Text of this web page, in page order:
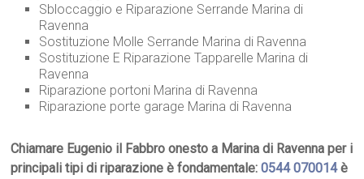
Sbloccaggio e Riparazione Serrande Marina di
Ravenna
Sostituzione Molle Serrande Marina di Ravenna
Sostituzione E Riparazione Tapparelle Marina di
Ravenna
Riparazione portoni Marina di Ravenna
Riparazione porte garage Marina di Ravenna
Chiamare Eugenio il Fabbro onesto a Marina di Ravenna per i
principali tipi di riparazione è fondamentale:0544 070014è